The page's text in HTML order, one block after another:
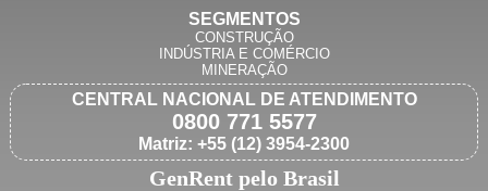
SEGMENTOS
CONSTRUÇÃO
INDÚSTRIA E COMÉRCIO
MINERAÇÃO
CENTRAL NACIONAL DE ATENDIMENTO
0800 771 5577
Matriz: +55 (12) 3954-2300
GenRent pelo Brasil